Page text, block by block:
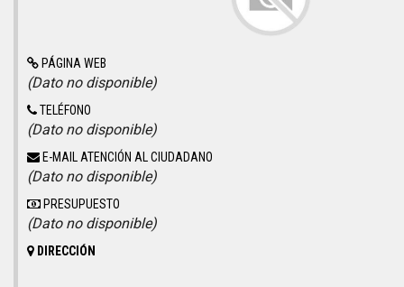
PÁGINA WEB
(Dato no disponible)
TELÉFONO
(Dato no disponible)
E-MAIL ATENCIÓN AL CIUDADANO
(Dato no disponible)
PRESUPUESTO
(Dato no disponible)
DIRECCIÓN